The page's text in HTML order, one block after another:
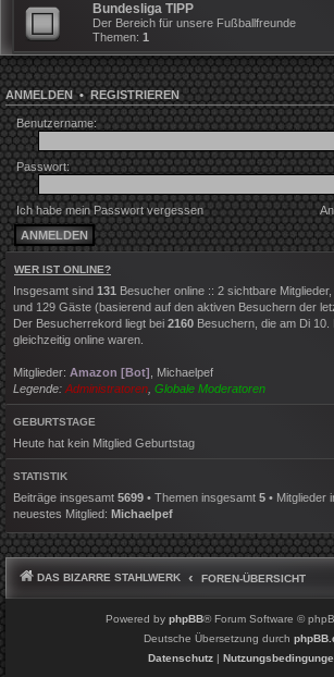
Bundesliga TIPP
Der Bereich für unsere Fußballfreunde
Themen: 1
ANMELDEN•REGISTRIEREN
Benutzername:
Passwort:
Ich habe mein Passwort vergessen
WER IST ONLINE?
Insgesamt sind 131 Besucher online :: 2 sichtbare
und 129 Gäste (basierend auf den aktiven Besuchern der
Der Besucherrekord liegt bei 2160 Besuchern, die am Di 10.
gleichzeitig online waren.
Mitglieder: Amazon [Bot]
Michaelpef
Legende: Administratoren Globale Moderatoren
GEBURTSTAGE
Heute hat kein Mitglied Geburtstag
STATISTIK
Beiträge insgesamt 5699 • Themen insgesamt 5 • Mitglieder
neuestes Mitglied: Michaelpef
DAS BIZARRE STAHLWERK FOREN-ÜBERSICHT
Powered by phpBB® Forum Software ©
Deutsche Übersetzung durch
Datenschutz|